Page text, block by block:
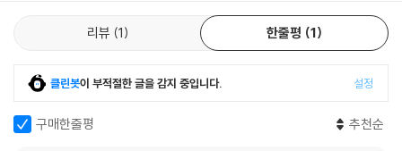
‘젠더’는 훨씬 더 포괄적인 용어라서 특정한 사람이나 이들이 깊이 간직하
는 자아 감각, 또는 해독 가능한 어떤 특성들을 발현하는 방식만을 가리키
지 않는다. 가령 조앤 W. 스콧에 따르면, 세상을 바라보는 우리의 방식이
젠더화되어 있다는 말은 세상이 어떻게 젠더에 따라 질서가 잡혀 있는지에
대한 여러 전제를 우리가 가지고 있음을 의미한다. (…) 스콧에게 ‘젠더’란
롭다고 여기는 방식으로 가족을 이루고 법적 권한을 행사할 기본권을 박탈
한다. 여성의 재생산권이 국가가 결정할 사안이 되고, 젠더를 결정하는 일
늘날 ‘젠더’를 둘러싸고 벌어지는 ‘소란’의 정치적 역학을 추적하면서, 젠더
이라고 진단하고 이 두려움의 실체를 해부하며, 반젠더 운동이 국가주의와
작동하는지 탐구하고 드러냄으로써 다른 사람들의 삶을 더 가능하게 만드
릭교회, 터프로부터 반트랜스 및 반퀴어의 언어가 빠르게 확산되고 있음을
리뷰 1 한줄평 1
클린봇이 부적절한 글을 감지 중입니다. 설정
구매한줄평 추천순